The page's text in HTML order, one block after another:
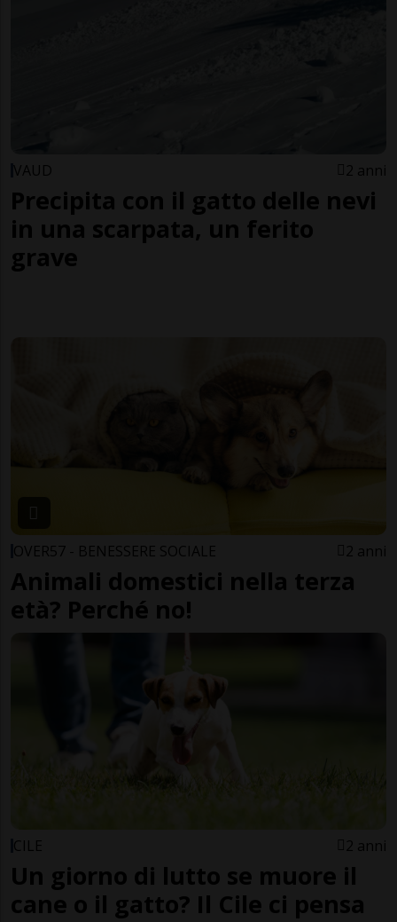
VAUD 2 anni
Precipita con il gatto delle nevi
in una scarpata, un ferito
grave
OVER57 - BENESSERE SOCIALE 2 anni
Animali domestici nella terza
età? Perché no!
CILE 2 anni
Un giorno di lutto se muore il
cane o il gatto? Il Cile ci pensa